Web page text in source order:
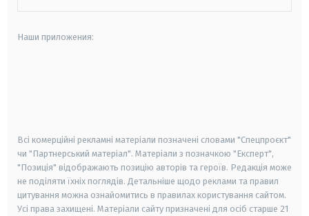
Наши приложения:
Всі комерційні рекламні матеріали позначені словами "Спецпроєкт"
чи "Партнерський матеріал". Матеріали з позначкою "Експерт",
"Позиція" відображають позицію авторів та героїв. Редакція може
не поділяти їхніх поглядів. Детальніше щодо реклами та правил
цитування можна ознайомитись в правилах користування сайтом.
Усі права захищені. Матеріали сайту призначені для осіб старше 21